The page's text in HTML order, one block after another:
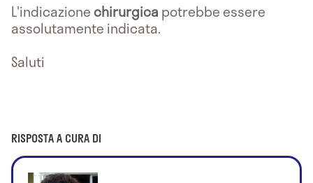
L'indicazionechirurgica potrebbe essere
assolutamente indicata.
Saluti
RISPOSTA A CURA DI